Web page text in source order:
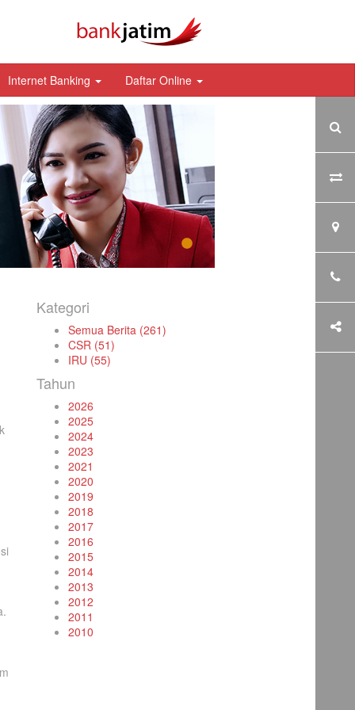
Internet Banking Daftar Online
Kategori
Semua Berita (261)
CSR (51)
IRU (55)
Tahun
2026
2025
2024
2023
2021
2020
2019
2018
2017
2016
2015
2014
2013
2012
2011
2010